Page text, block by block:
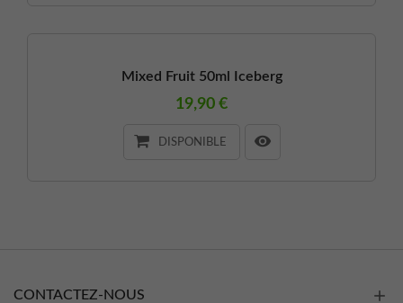
Mixed Fruit 50ml Iceberg
19,90 €
DISPONIBLE
CONTACTEZ-NOUS